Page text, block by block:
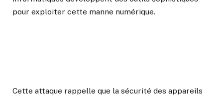
pour exploiter cette manne numérique.
Cette attaque rappelle que la sécurité des appareils